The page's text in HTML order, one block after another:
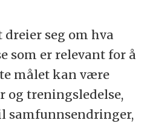
seg om hva
som er relevant for å
målet kan være
og treningsledelse,
samfunnsendringer,